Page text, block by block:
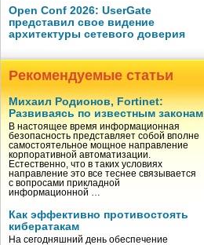
Open Conf 2026: UserGate
представил свое видение
архитектуры сетевого доверия
Рекомендуемые статьи
Михаил Родионов, Fortinet:
Развиваясь по известным законам
В настоящее время информационная
безопасность представляет собой вполне
самостоятельное мощное направление
корпоративной автоматизации.
Естественно, что в таких условиях
направление это все теснее связывается
с вопросами прикладной
информационной …
Как эффективно противостоять
кибератакам
На сегодняшний день обеспечение